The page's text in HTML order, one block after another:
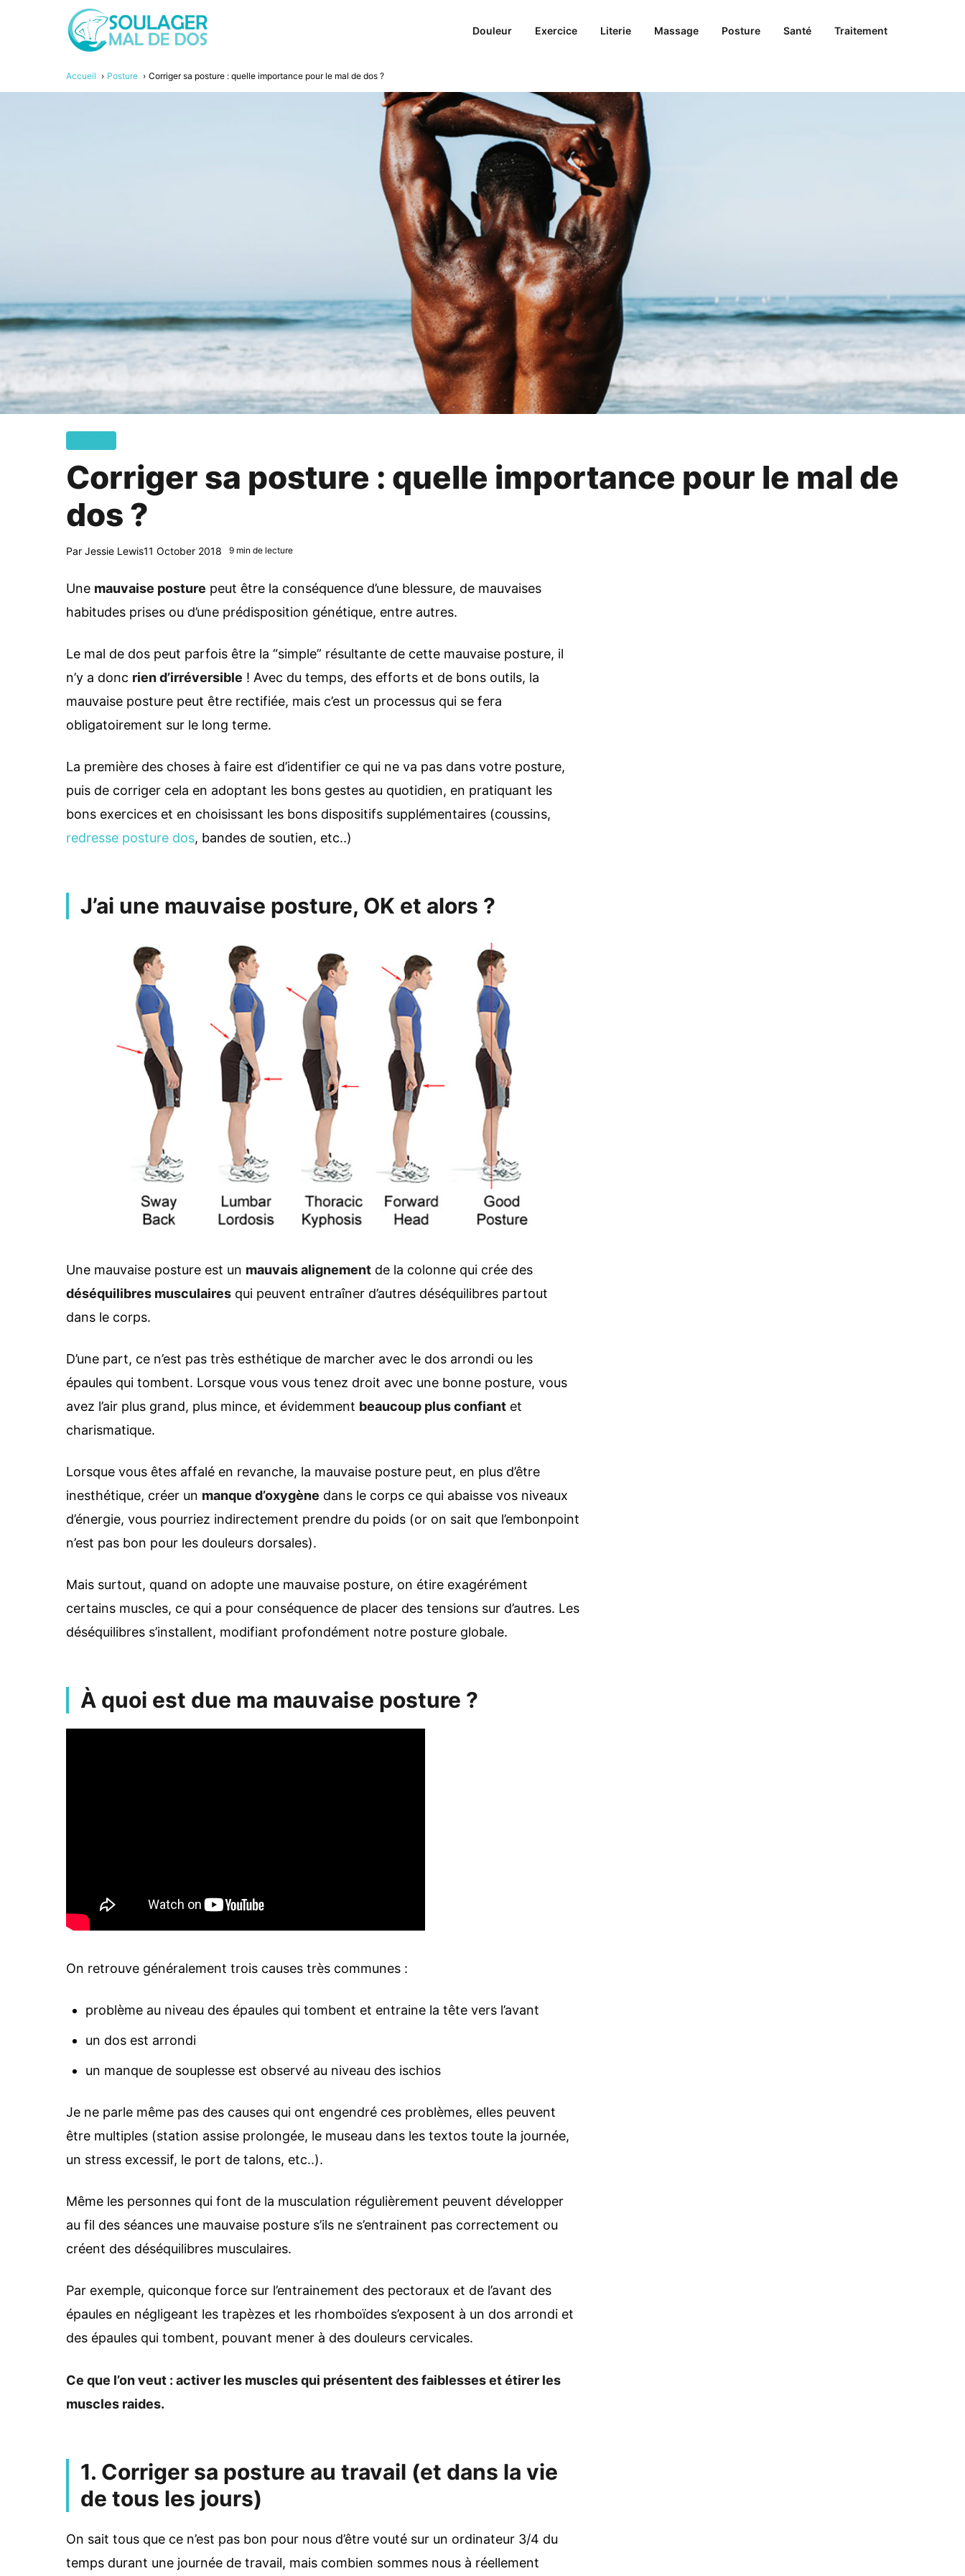
Douleur Exercice Literie Massage Posture Santé Traitement
Accueil Posture Corriger sa posture : quelle importance pour le mal de dos ?
Corriger sa posture : quelle importance pour le mal de
dos ?
Par Jessie Lewis11 October 2018 9 min de lecture
Une mauvaise posture peut être la conséquence d’une blessure, de mauvaises
habitudes prises ou d’une prédisposition génétique, entre autres.
Le mal de dos peut parfois être la “simple” résultante de cette mauvaise posture, il
n’y a donc rien d’irréversible ! Avec du temps, des efforts et de bons outils, la
mauvaise posture peut être rectifiée, mais c’est un processus qui se fera
obligatoirement sur le long terme.
La première des choses à faire est d’identifier ce qui ne va pas dans votre posture,
puis de corriger cela en adoptant les bons gestes au quotidien, en pratiquant les
bons exercices et en choisissant les bons dispositifs supplémentaires (coussins,
redresse posture dos, bandes de soutien, etc..)
J’ai une mauvaise posture, OK et alors ?
Une mauvaise posture est un mauvais alignement de la colonne qui crée des
déséquilibres musculaires qui peuvent entraîner d’autres déséquilibres partout
dans le corps.
D’une part, ce n’est pas très esthétique de marcher avec le dos arrondi ou les
épaules qui tombent. Lorsque vous vous tenez droit avec une bonne posture, vous
avez l’air plus grand, plus mince, et évidemment beaucoup plus confiant et
charismatique.
Lorsque vous êtes affalé en revanche, la mauvaise posture peut, en plus d’être
inesthétique, créer un manque d’oxygène dans le corps ce qui abaisse vos niveaux
d’énergie, vous pourriez indirectement prendre du poids (or on sait que l’embonpoint
n’est pas bon pour les douleurs dorsales).
Mais surtout, quand on adopte une mauvaise posture, on étire exagérément
certains muscles, ce qui a pour conséquence de placer des tensions sur d’autres. Les
déséquilibres s’installent, modifiant profondément notre posture globale.
À quoi est due ma mauvaise posture ?
On retrouve généralement trois causes très communes :
problème au niveau des épaules qui tombent et entraine la tête vers l’avant
un dos est arrondi
un manque de souplesse est observé au niveau des ischios
Je ne parle même pas des causes qui ont engendré ces problèmes, elles peuvent
être multiples (station assise prolongée, le museau dans les textos toute la journée,
un stress excessif, le port de talons, etc..).
Même les personnes qui font de la musculation régulièrement peuvent développer
au fil des séances une mauvaise posture s’ils ne s’entrainent pas correctement ou
créent des déséquilibres musculaires.
Par exemple, quiconque force sur l’entrainement des pectoraux et de l’avant des
épaules en négligeant les trapèzes et les rhomboïdes s’exposent à un dos arrondi et
des épaules qui tombent, pouvant mener à des douleurs cervicales.
Ce que l’on veut : activer les muscles qui présentent des faiblesses et étirer les
muscles raides.
1. Corriger sa posture au travail (et dans la vie
de tous les jours)
On sait tous que ce n’est pas bon pour nous d’être vouté sur un ordinateur 3/4 du
temps durant une journée de travail, mais combien sommes nous à réellement